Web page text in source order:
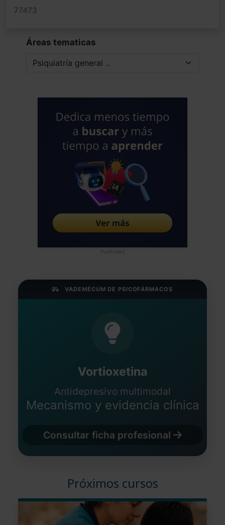
77473
Áreas tematicas
Publicidad
VADEMÉCUM DE PSICOFÁRMACOS
Vortioxetina
Antidepresivo multimodal
Mecanismo y evidencia clínica
Consultar ficha profesional
Próximos cursos